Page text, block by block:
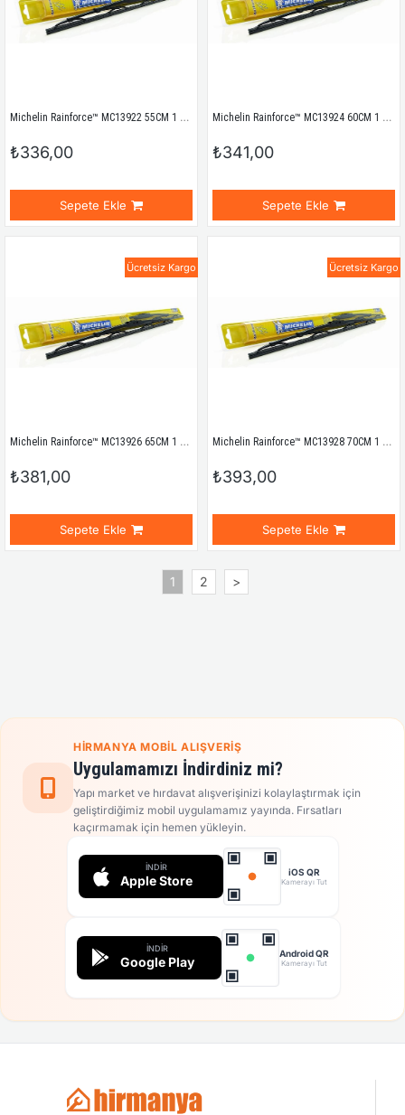
Michelin Rainforce™ MC13922 55CM 1 Adet Universal Telli Silecek
₺336,00
Sepete Ekle
Michelin Rainforce™ MC13924 60CM 1 Adet Universal Telli Silecek
₺341,00
Sepete Ekle
Michelin Rainforce™ MC13926 65CM 1 Adet Universal Telli Silecek
₺381,00
Sepete Ekle
Ücretsiz Kargo
Michelin Rainforce™ MC13928 70CM 1 Adet Universal Telli Silecek
₺393,00
Sepete Ekle
Ücretsiz Kargo
1 2 >
HIRMANYA MOBIL ALIŞVERIŞ
Uygulamamızı İndirdiniz mi?
Yapı market ve hırdavat alışverişinizi kolaylaştırmak için
geliştirdiğimiz mobil uygulamamız yayında. Fırsatları
kaçırmamak için hemen yükleyin.
İNDIR
Apple Store
iOS QR
Kamerayı Tut
İNDIR
Google Play
Android QR
Kamerayı Tut